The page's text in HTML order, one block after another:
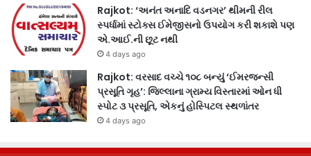
Rajkot: ‘અનંત અનાદિ વડનગર’ થીમની રીલ
સ્પર્ધામાં સ્ટોક્સ ઈમેજીસનો ઉપયોગ કરી શકાશે પણ
એ.આઈ.ની છૂટ નથી
4 days ago
Rajkot: વરસાદ વચ્ચે ૧૦૮ બન્યું ‘ઈમરજન્સી
પ્રસૂતિ ગૃહ’: જિલ્લાના ગ્રામ્ય વિસ્તારમાં ઓન ધી
સ્પોટ ૩ પ્રસૂતિ, એકનું હોસ્પિટલ સ્થળાંતર
4 days ago